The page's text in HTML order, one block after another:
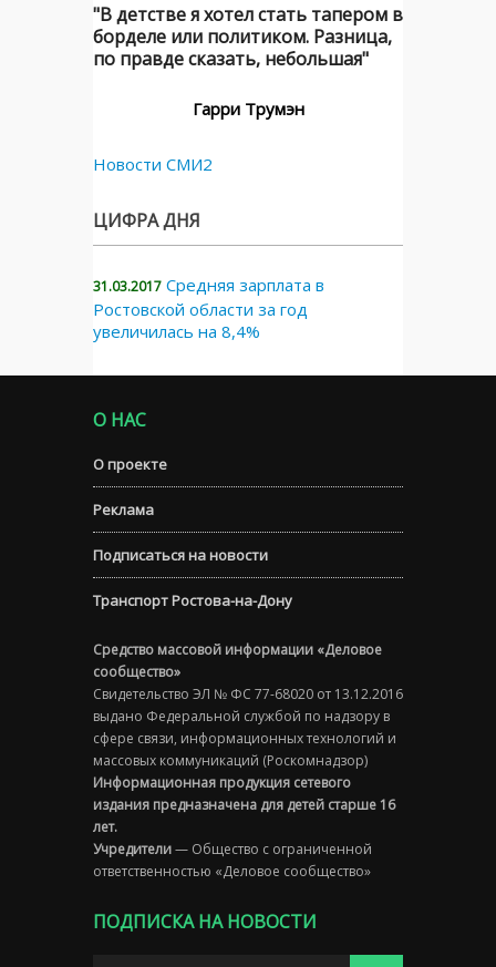
"В детстве я хотел стать тапером в
борделе или политиком. Разница,
по правде сказать, небольшая"
Гарри Трумэн
Новости СМИ2
ЦИФРА ДНЯ
31.03.2017 Средняя зарплата в
Ростовской области за год
увеличилась на 8,4%
О НАС
О проекте
Реклама
Подписаться на новости
Транспорт Ростова-на-Дону
Средство массовой информации «Деловое
сообщество»
Свидетельство ЭЛ № ФС 77-68020 от 13.12.2016
выдано Федеральной службой по надзору в
сфере связи, информационных технологий и
массовых коммуникаций (Роскомнадзор)
Информационная продукция сетевого
издания предназначена для детей старше 16
лет.
Учредители— Общество с ограниченной
ответственностью «Деловое сообщество»
ПОДПИСКА НА НОВОСТИ